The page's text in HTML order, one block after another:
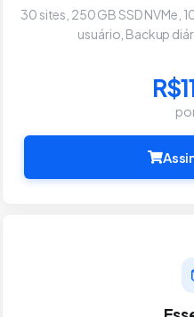
30 sites, 250 GB SSD NVMe,
usuário, Backup